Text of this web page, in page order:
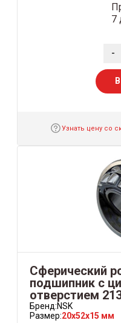
7
-
Узнать цену со
Сферический
подшипник с
отверстием
Бренд:NSK
Размер:20x52x15 мм